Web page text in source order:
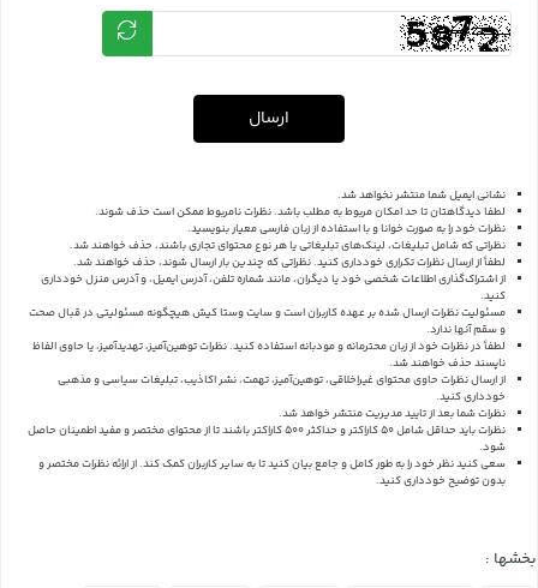
ارسال
نشانی ایمیل شما منتشر نخواهد شد.
لطفا دیدگاهتان تا حد امکان مربوط به مطلب باشد. نظرات نامربوط ممکن است حذف شوند.
نظرات خود را به صورت خوانا و با استفاده از زبان فارسی معیار بنویسید.
نظراتی که شامل تبلیغات، لینک‌های تبلیغاتی یا هر نوع محتوای تجاری باشند، حذف خواهند شد.
لطفاً از ارسال نظرات تکراری خودداری کنید. نظراتی که چندین بار ارسال شوند، حذف خواهند شد.
از اشتراک‌گذاری اطلاعات شخصی خود یا دیگران، مانند شماره تلفن، آدرس ایمیل، و آدرس منزل خودداری
کنید.
مسئولیت نظرات ارسال شده بر عهده کاربران است و سایت وستا کیش هیچگونه مسئولیتی در قبال صحت
و سقم آنها ندارد.
لطفاً در نظرات خود از زبان محترمانه و مودبانه استفاده کنید. نظرات توهین‌آمیز، تهدیدآمیز، یا حاوی الفاظ
ناپسند حذف خواهند شد.
از ارسال نظرات حاوی محتوای غیراخلاقی، توهین‌آمیز، تهمت، نشر اکاذیب، تبلیغات سیاسی و مذهبی
خودداری کنید.
نظرات شما بعد از تایید مدیریت منتشر خواهد شد.
نظرات باید حداقل شامل 50 کاراکتر و حداکثر 500 کاراکتر باشند تا از محتوای مختصر و مفید اطمینان حاصل
شود.
سعی کنید نظر خود را به طور کامل و جامع بیان کنید تا به سایر کاربران کمک کند.از ارائه نظرات مختصر و
بدون توضیح خودداری کنید.
بخشها :